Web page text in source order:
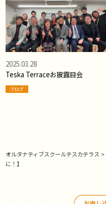
Teska Terraceお披露目会
2025.03.28
ブログ
オルタナティブスクールテスカテラス >
に！】